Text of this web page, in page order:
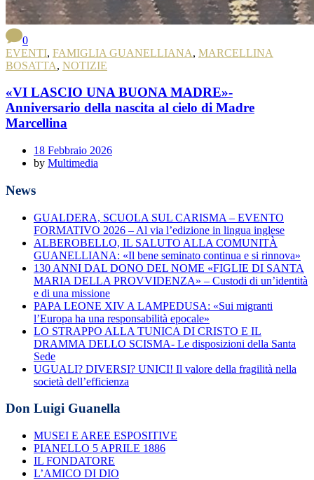
0
EVENTI, FAMIGLIA GUANELLIANA, MARCELLINA
BOSATTA, NOTIZIE
«VI LASCIO UNA BUONA MADRE»-
Anniversario della nascita al cielo di Madre
Marcellina
18 Febbraio 2026
by Multimedia
News
GUALDERA, SCUOLA SUL CARISMA – EVENTO
FORMATIVO 2026 – Al via l’edizione in lingua inglese
ALBEROBELLO, IL SALUTO ALLA COMUNITÀ
GUANELLIANA: «Il bene seminato continua e si rinnova»
130 ANNI DAL DONO DEL NOME «FIGLIE DI SANTA
MARIA DELLA PROVVIDENZA» – Custodi di un’identità
e di una missione
PAPA LEONE XIV A LAMPEDUSA: «Sui migranti
l’Europa ha una responsabilità epocale»
LO STRAPPO ALLA TUNICA DI CRISTO E IL
DRAMMA DELLO SCISMA- Le disposizioni della Santa
Sede
UGUALI? DIVERSI? UNICI! Il valore della fragilità nella
società dell’efficienza
Don Luigi Guanella
MUSEI E AREE ESPOSITIVE
PIANELLO 5 APRILE 1886
IL FONDATORE
L’AMICO DI DIO